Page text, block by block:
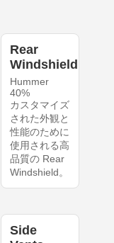
Rear
Windshield
Hummer
40%
カスタマイズ
された外観と
性能のために
使用される高
品質の Rear
Windshield。
Side